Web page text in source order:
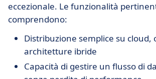
eccezionale. Le funzionalità
comprendono:
Distribuzione semplice su cloud,
architetture ibride
Capacità di gestire un flusso di